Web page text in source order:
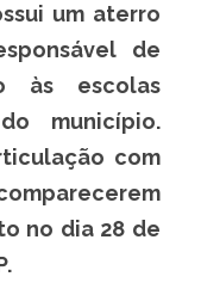
um aterro
de
às escolas
município.
com
no dia 28 de